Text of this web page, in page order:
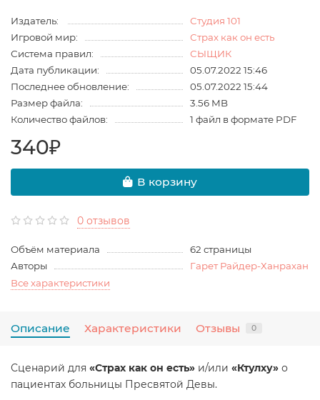
Издатель:
Студия 101
Игровой мир:
Страх как он есть
Система правил:
СЫЩИК
Дата публикации:
05.07.2022 15:46
Последнее обновление:
05.07.2022 15:44
Размер файла:
3.56 MB
Количество файлов:
1 файл в формате PDF
340₽
В корзину
0 отзывов
Объём материала
62 страницы
Авторы
Гарет Райдер-Ханрахан
Все характеристики
Описание Характеристики Отзывы 0
Сценарий для «Страх как он есть» и/или «Ктулху» о
пациентах больницы Пресвятой Девы.